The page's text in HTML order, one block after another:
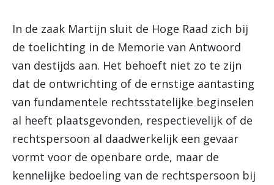
In de zaak Martijn sluit de Hoge Raad zich bij
de toelichting in de Memorie van Antwoord
van destijds aan. Het behoeft niet zo te zijn
dat de ontwrichting of de ernstige aantasting
van fundamentele rechtsstatelijke beginselen
al heeft plaatsgevonden, respectievelijk of de
rechtspersoon al daadwerkelijk een gevaar
vormt voor de openbare orde, maar de
kennelijke bedoeling van de rechtspersoon bij